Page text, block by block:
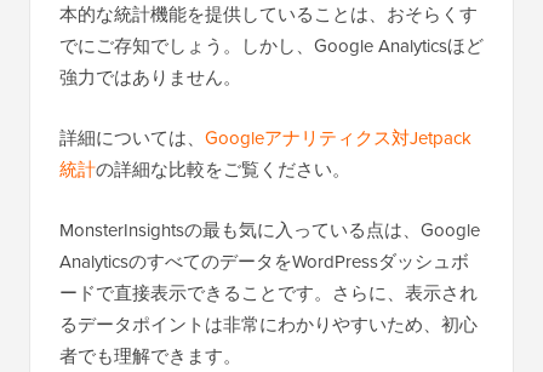
本的な統計機能を提供していることは、おそらくす
でにご存知でしょう。しかし、Google Analyticsほど
強力ではありません。
詳細については、 Googleアナリティクス対Jetpack
統計の詳細な比較をご覧ください。
MonsterInsightsの最も気に入っている点は、Google
AnalyticsのすべてのデータをWordPressダッシュボ
ードで直接表示できることです。さらに、表示され
るデータポイントは非常にわかりやすいため、初心
者でも理解できます。